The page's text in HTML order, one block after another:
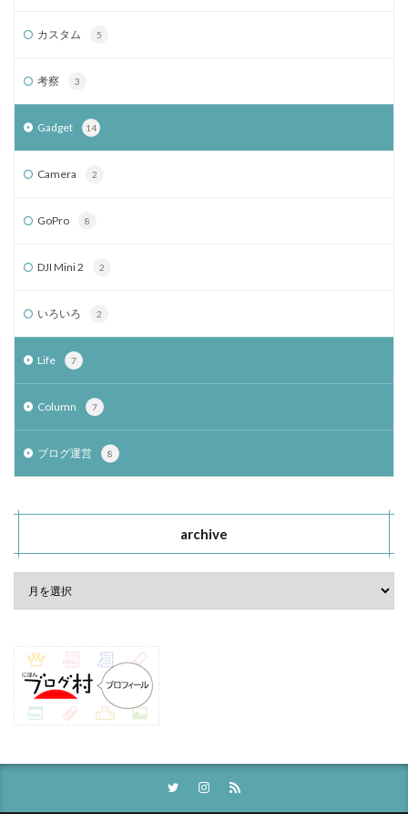
カスタム 5
考察 3
Gadget 14
Camera 2
GoPro 8
DJI Mini 2 2
いろいろ 2
Life 7
Column 7
ブログ運営 8
archive